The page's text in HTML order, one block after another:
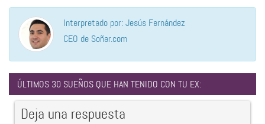
Interpretado por: Jesús Fernández
CEO de Soñar.com
ÚLTIMOS 30 SUEÑOS QUE HAN TENIDO CON TU EX:
Deja una respuesta